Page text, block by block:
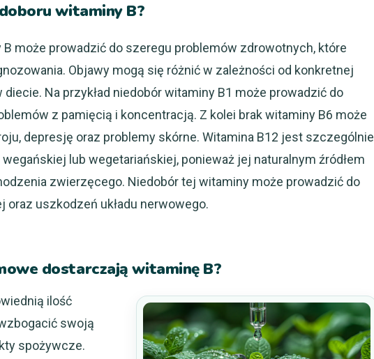
witaminy B?
może prowadzić do szeregu problemów zdrowotnych, które
Objawy mogą się różnić w zależności od konkretnej
Na przykład niedobór witaminy B1 może prowadzić do
z pamięcią i koncentracją. Z kolei brak witaminy B6 może
depresję oraz problemy skórne. Witamina B12 jest szczególnie
lub wegetariańskiej, ponieważ jej naturalnym źródłem
zwierzęcego. Niedobór tej witaminy może prowadzić do
oraz uszkodzeń układu nerwowego.
dostarczają witaminę B?
ilość
swoją
spożywcze.